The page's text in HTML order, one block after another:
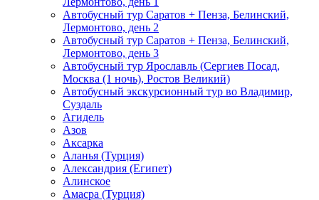
Автобусный тур Саратов + Пенза, Белинский,
Лермонтово, день 2
Автобусный тур Саратов + Пенза, Белинский,
Лермонтово, день 3
Автобусный тур Ярославль (Сергиев Посад,
Москва (1 ночь), Ростов Великий)
Автобусный экскурсионный тур во Владимир,
Суздаль
Агидель
Азов
Аксарка
Аланья (Турция)
Александрия (Египет)
Алинское
Амасра (Турция)